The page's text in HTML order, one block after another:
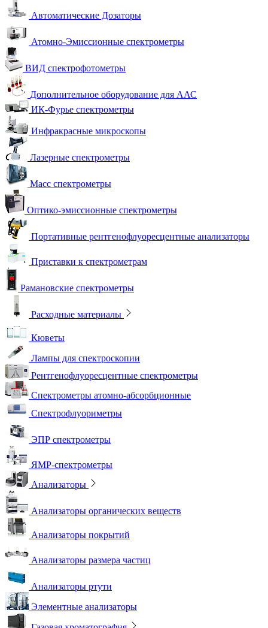
Автоматические Дозаторы
Атомно-Эмиссионные спектрометры
ВИД спектрофотометры
Дополнительное оборудование для ААС
ИК-Фурье спектрометры
Инфракрасные микроскопы
Лазерные спектрометры
Масс спектрометры
Оптико-эмиссионные спектрометры
Портативные рентгенофлуоресцентные анализаторы
Приставки к спектрометрам
Рамановские спектрометры
Расходные материалы
Кюветы
Лампы для спектроскопии
Рентгенофлуоресцентные спектрометры
Спектрометры атомно-абсорбционные
Спектрофлуориметры
ЭПР спектрометры
ЯМР-спектрометры
Анализаторы
Анализаторы органических веществ
Анализаторы покрытий
Анализаторы размера частиц
Анализаторы ртути
Элементные анализаторы